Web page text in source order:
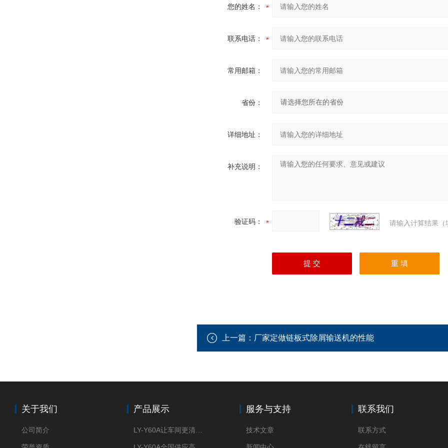
您的姓名：
联系电话：
常用邮箱：
省份：
详细地址：
补充说明：
验证码： 请输入计算结果（
上一篇： 厂家定做链板式除屑输送机的性能
关于我们
公司简介
产品展示 服务与支持
技术文章
联系我们
联系方式